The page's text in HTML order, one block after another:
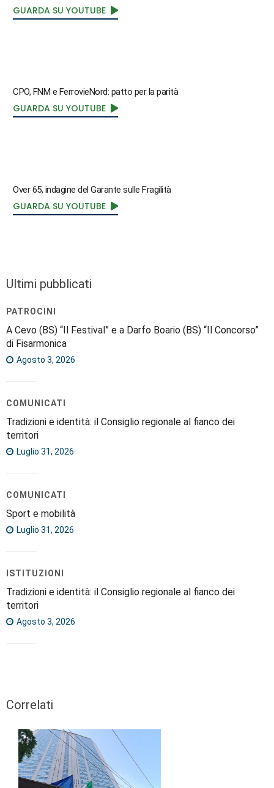
GUARDA SU YOUTUBE
CPO, FNM e FerrovieNord: patto per la parità
GUARDA SU YOUTUBE
Over 65, indagine del Garante sulle Fragilità
GUARDA SU YOUTUBE
Ultimi pubblicati
PATROCINI
A Cevo (BS) “Il Festival” e a Darfo Boario (BS) “Il Concorso”
di Fisarmonica
Agosto 3, 2026
COMUNICATI
Tradizioni e identità: il Consiglio regionale al fianco dei
territori
Luglio 31, 2026
COMUNICATI
Sport e mobilità
Luglio 31, 2026
ISTITUZIONI
Tradizioni e identità: il Consiglio regionale al fianco dei
territori
Agosto 3, 2026
Correlati